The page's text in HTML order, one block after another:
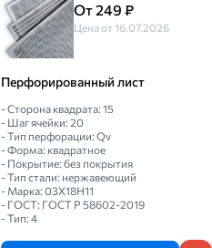
От 249 ₽
Цена от 16.07.2026
Перфорированный лист
- Сторона квадрата: 15
- Шаг ячейки: 20
- Тип перфорации: Qv
- Форма: квадратное
- Покрытие: без покрытия
- Тип стали: нержавеющий
- Марка: 03Х18Н11
- ГОСТ: ГОСТ Р 58602-2019
- Тип: 4